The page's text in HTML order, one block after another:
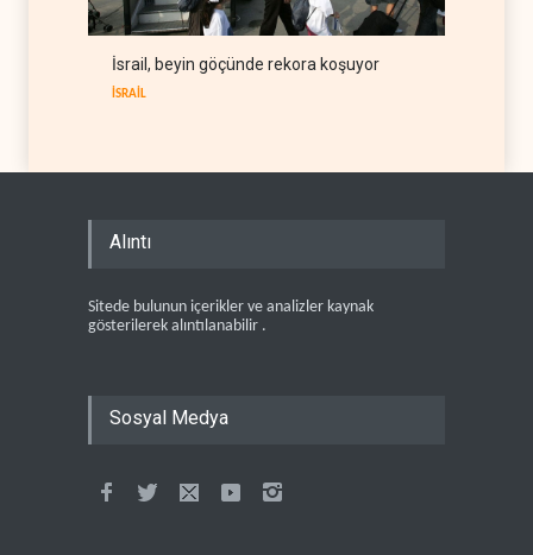
İsrail, beyin göçünde rekora koşuyor
İSRAİL
Alıntı
Sitede bulunun içerikler ve analizler kaynak
gösterilerek alıntılanabilir .
Sosyal Medya